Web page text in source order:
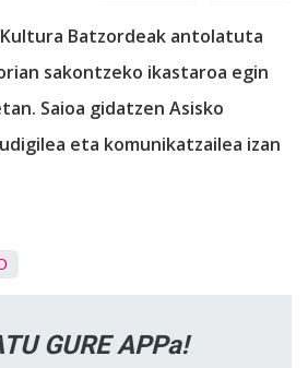
Batzordeak antolatuta
sakontzeko ikastaroa egin
Saioa gidatzen Asisko
eta komunikatzailea izan
GURE APPa!